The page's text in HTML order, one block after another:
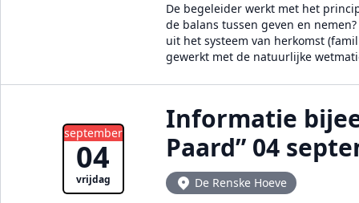
De begeleider werkt met het
de balans tussen geven en
uit het systeem van herkomst
gewerkt met de natuurlijke
september
04
vrijdag
Informatie
Paard” 04
De Renske Hoeve